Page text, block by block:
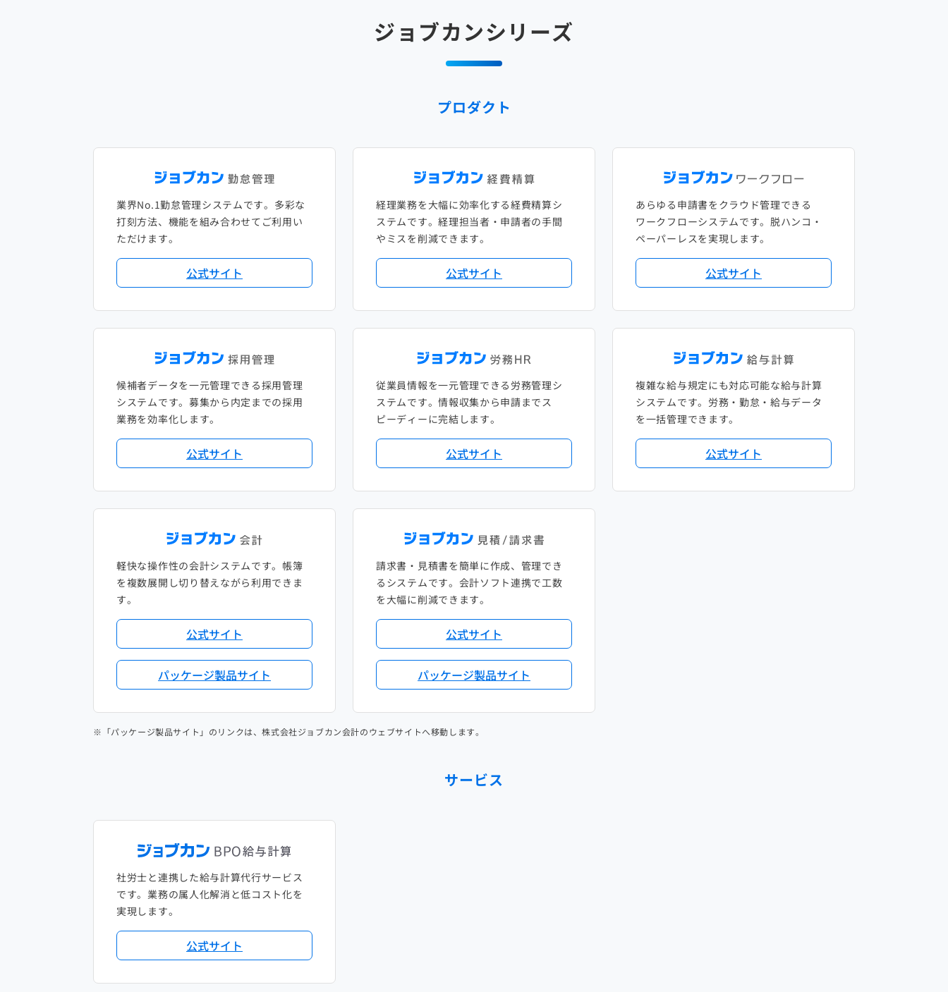
ジョブカンシリーズ
プロダクト
業界No.1勤怠管理システムです。多彩な
打刻方法、機能を組み合わせてご利用い
ただけます。
公式サイト
経理業務を大幅に効率化する経費精算シ
ステムです。経理担当者・申請者の手間
やミスを削減できます。
公式サイト
あらゆる申請書をクラウド管理できる
ワークフローシステムです。脱ハンコ・
ペーパーレスを実現します。
公式サイト
候補者データを一元管理できる採用管理
システムです。募集から内定までの採用
業務を効率化します。
公式サイト
従業員情報を一元管理できる労務管理シ
ステムです。情報収集から申請までス
ピーディーに完結します。
公式サイト
複雑な給与規定にも対応可能な給与計算
システムです。労務・勤怠・給与データ
を一括管理できます。
公式サイト
軽快な操作性の会計システムです。帳簿
を複数展開し切り替えながら利用できま
す。
公式サイト
パッケージ製品サイト
請求書・見積書を簡単に作成、管理でき
るシステムです。会計ソフト連携で工数
を大幅に削減できます。
公式サイト
パッケージ製品サイト
※「パッケージ製品サイト」のリンクは、株式会社ジョブカン会計のウェブサイトへ移動します。
サービス
社労士と連携した給与計算代行サービス
です。業務の属人化解消と低コスト化を
実現します。
公式サイト